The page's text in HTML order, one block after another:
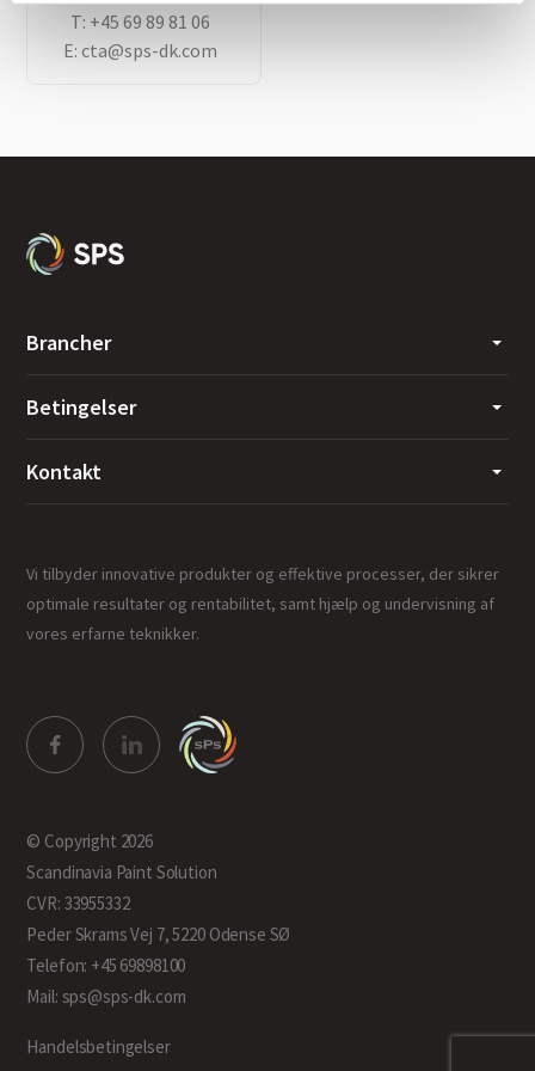
T: +45 69 89 81 06
E: cta@sps-dk.com
Brancher
Betingelser
Kontakt
Vi tilbyder innovative produkter og effektive processer, der sikrer
optimale resultater og rentabilitet, samt hjælp og undervisning af
vores erfarne teknikker.
© Copyright 2026
Scandinavia Paint Solution
CVR: 33955332
Peder Skrams Vej 7, 5220 Odense SØ
Telefon: +45 69898100
Mail: sps@sps-dk.com
Handelsbetingelser